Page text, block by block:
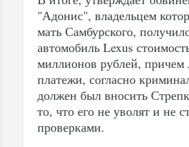
"Адонис", владельцем
мать Самбурского,
автомобиль Lexus
миллионов рублей, причем
платежи, согласно
должен был вносить
то, что его не уволят и не
проверками.